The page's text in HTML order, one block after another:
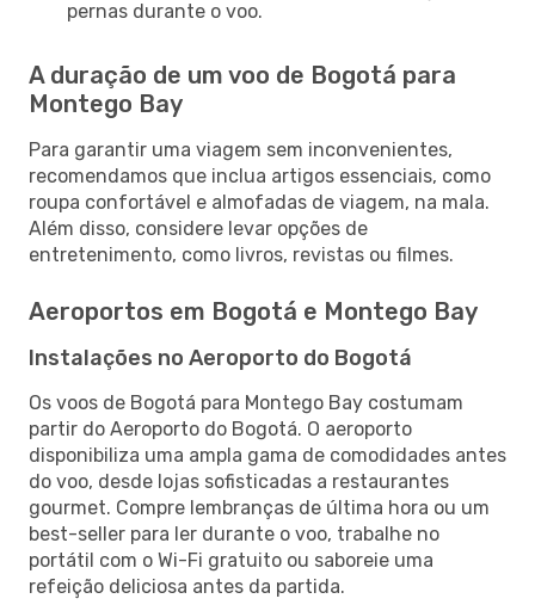
pernas durante o voo.
A duração de um voo de Bogotá para
Montego Bay
Para garantir uma viagem sem inconvenientes,
recomendamos que inclua artigos essenciais, como
roupa confortável e almofadas de viagem, na mala.
Além disso, considere levar opções de
entretenimento, como livros, revistas ou filmes.
Aeroportos em Bogotá e Montego Bay
Instalações no Aeroporto do Bogotá
Os voos de Bogotá para Montego Bay costumam
partir do Aeroporto do Bogotá. O aeroporto
disponibiliza uma ampla gama de comodidades antes
do voo, desde lojas sofisticadas a restaurantes
gourmet. Compre lembranças de última hora ou um
best-seller para ler durante o voo, trabalhe no
portátil com o Wi-Fi gratuito ou saboreie uma
refeição deliciosa antes da partida.